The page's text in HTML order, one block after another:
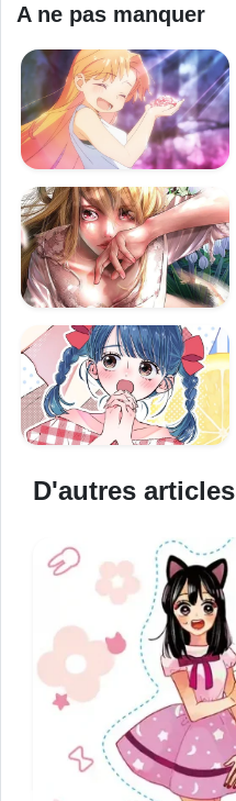
A ne pas manquer
D'autres articles